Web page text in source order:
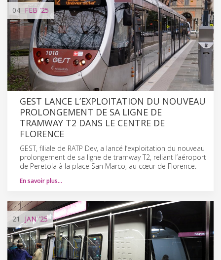
04 FEB'25
GEST LANCE L’EXPLOITATION DU NOUVEAU
PROLONGEMENT DE SA LIGNE DE
TRAMWAY T2 DANS LE CENTRE DE
FLORENCE
GEST, filiale de RATP Dev, a lancé l’exploitation du nouveau
prolongement de sa ligne de tramway T2, reliant l’aéroport
de Peretola à la place San Marco, au cœur de Florence.
En savoir plus…
21 JAN'25